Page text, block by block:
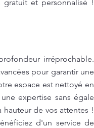
et personnalisé !
irréprochable.
pour garantir une
espace est nettoyé en
expertise sans égale
de vos attentes !
d'un service de